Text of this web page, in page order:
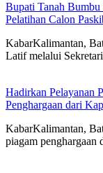
Bupati Tanah Bumbu
Pelatihan Calon
KabarKalimantan,
Latif melalui
Hadirkan Pelayanan
Penghargaan dari
KabarKalimantan,
piagam